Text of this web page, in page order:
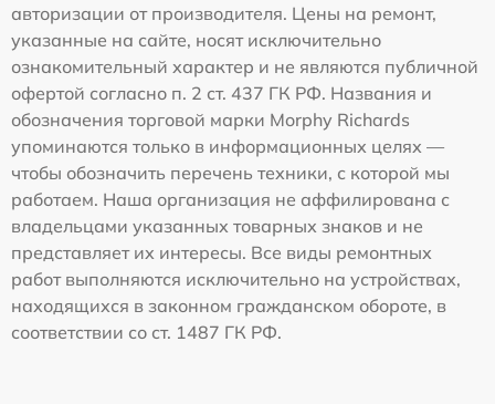
авторизации от производителя. Цены на ремонт,
указанные на сайте, носят исключительно
ознакомительный характер и не являются публичной
офертой согласно п. 2 ст. 437 ГК РФ. Названия и
обозначения торговой марки Morphy Richards
упоминаются только в информационных целях —
чтобы обозначить перечень техники, с которой мы
работаем. Наша организация не аффилирована с
владельцами указанных товарных знаков и не
представляет их интересы. Все виды ремонтных
работ выполняются исключительно на устройствах,
находящихся в законном гражданском обороте, в
соответствии со ст. 1487 ГК РФ.